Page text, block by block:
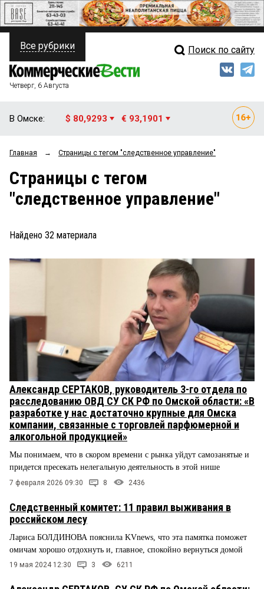
ПОЛИТИКА
ФИНАНСЫ
ОБЩЕСТВО
ЗАКОН
НОВОСТИ КОМПАНИЙ
ПРОИСШЕСТВИЯ
СТИЛЬ ЖИЗНИ
Свежий выпуск
Мнения
Блоги
Все рубрики Поиск по сайту
Четверг, 6 Августа
В Омске: $ 80,9293 € 93,1901
Главная → Страницы c тегом "следственное управление"
Страницы c тегом
"следственное управление"
Найдено 32 материала
Александр СЕРТАКОВ, руководитель 3-го отдела по
расследованию ОВД СУ СК РФ по Омской области: «В
разработке у нас достаточно крупные для Омска
компании, связанные с торговлей парфюмерной и
алкогольной продукцией»
Мы понимаем, что в скором времени с рынка уйдут самозанятые и
придется пресекать нелегальную деятельность в этой нише
7 февраля 2026 09:30 8 2436
Следственный комитет: 11 правил выживания в
российском лесу
Лариса БОЛДИНОВА пояснила KVnews, что эта памятка поможет
омичам хорошо отдохнуть и, главное, спокойно вернуться домой
19 мая 2024 12:30 3 6211